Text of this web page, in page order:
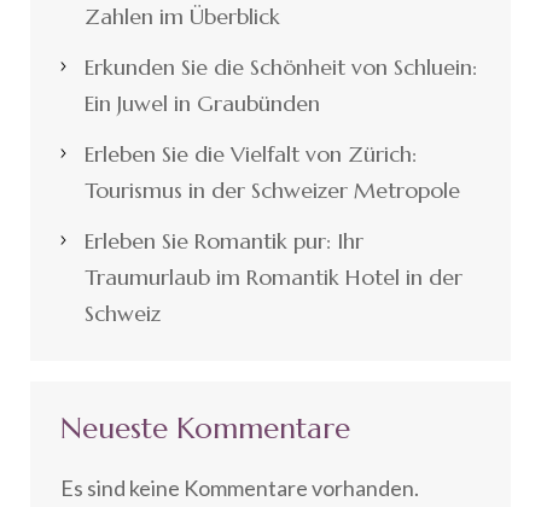
Zahlen im Überblick
Erkunden Sie die Schönheit von Schluein:
Ein Juwel in Graubünden
Erleben Sie die Vielfalt von Zürich:
Tourismus in der Schweizer Metropole
Erleben Sie Romantik pur: Ihr
Traumurlaub im Romantik Hotel in der
Schweiz
Neueste Kommentare
Es sind keine Kommentare vorhanden.